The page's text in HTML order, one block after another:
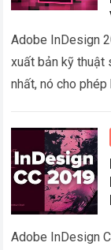
Adobe InDesign
xuất bản kỹ thuật
nhất, nó cho phép
Adobe InDesign